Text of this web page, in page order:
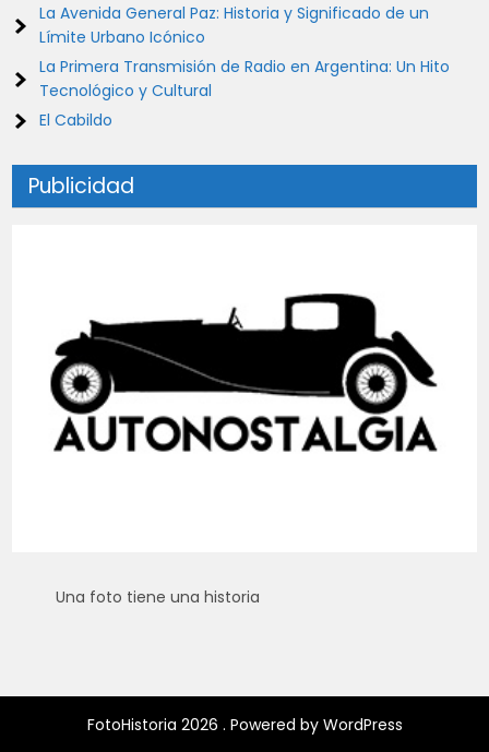
La Avenida General Paz: Historia y Significado de un
Límite Urbano Icónico
La Primera Transmisión de Radio en Argentina: Un Hito
Tecnológico y Cultural
El Cabildo
Publicidad
Una foto tiene una historia
FotoHistoria 2026 . Powered by WordPress